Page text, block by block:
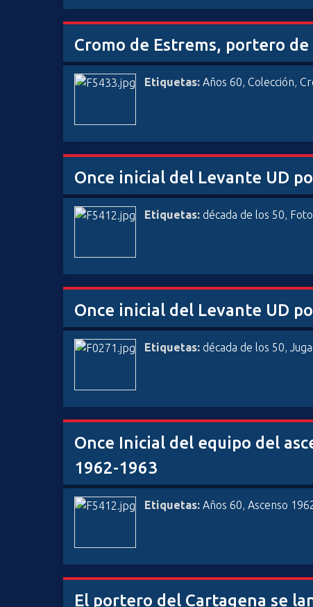
Cromo de Estrems, portero
Etiquetas: Años 60,Colección,
Once inicial del Levante UD
Etiquetas: década de los 50,
Once inicial del Levante UD
Etiquetas: década de los 50,
Once Inicial del equipo del
1962-1963
Etiquetas: Años 60,Ascenso
El portero del Cartagena se